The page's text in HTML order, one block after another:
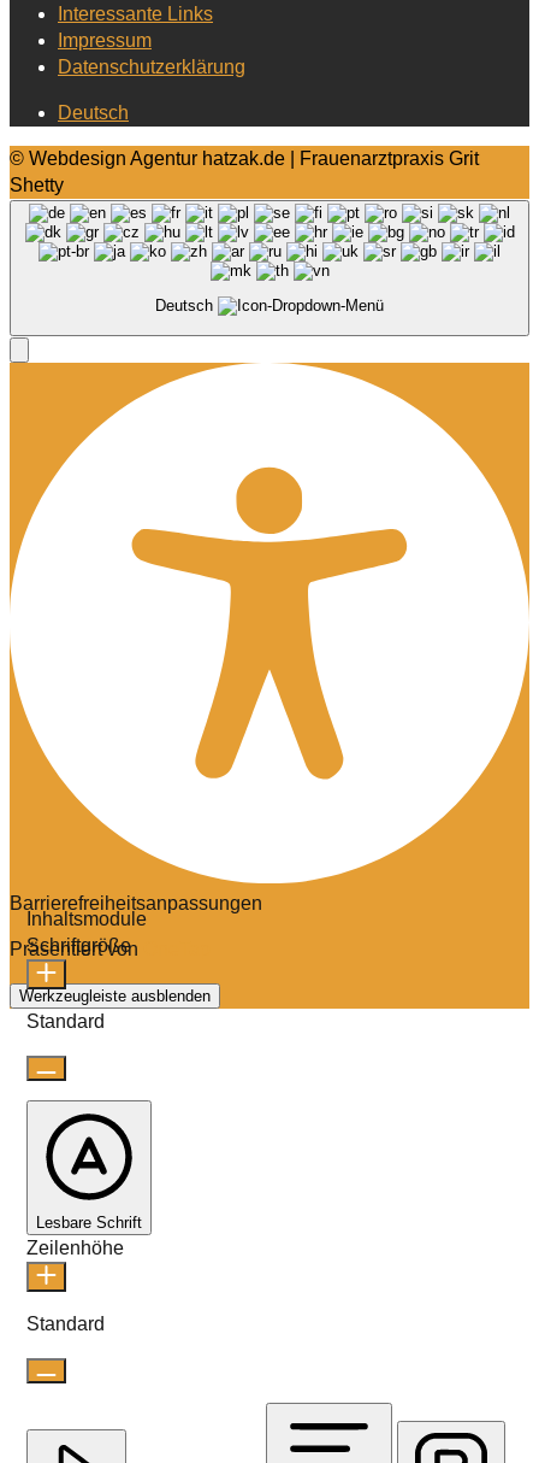
Interessante Links
Impressum
Datenschutzerklärung
Deutsch
© Webdesign Agentur hatzak.de | Frauenarztpraxis Grit
Shetty
Deutsch
Barrierefreiheitsanpassungen
Präsentiert von
Werkzeugleiste ausblenden
Inhaltsmodule
Schriftgröße
Standard
Lesbare Schrift
Zeilenhöhe
Standard